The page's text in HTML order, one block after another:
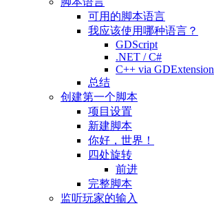
可用的脚本语言
我应该使用哪种语言？
GDScript
.NET / C#
C++ via GDExtension
总结
创建第一个脚本
项目设置
新建脚本
你好，世界！
四处旋转
前进
完整脚本
监听玩家的输入